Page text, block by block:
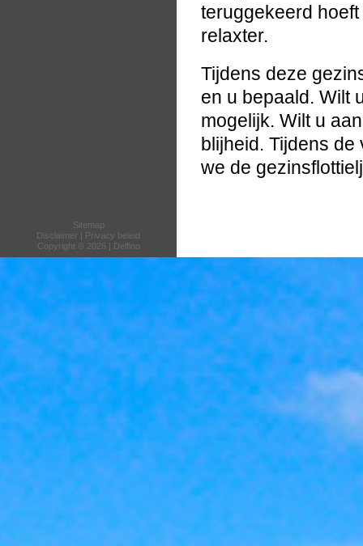
teruggekeerd
relaxter.
Tijdens deze
en u bepaald. Wilt
mogelijk. Wilt u
blijheid. Tijdens
we de
Sitemap
Disclaimer | Privacy beleid
Copyright © 2026 | Delfino